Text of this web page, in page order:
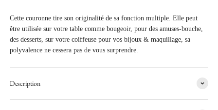
Cette couronne tire son originalité de sa fonction multiple. Elle peut
être utilisée sur votre table comme bougeoir, pour des amuses-bouche,
des desserts, sur votre coiffeuse pour vos bijoux & maquillage, sa
polyvalence ne cessera pas de vous surprendre.
Description